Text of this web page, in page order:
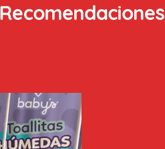
Recomendaciones